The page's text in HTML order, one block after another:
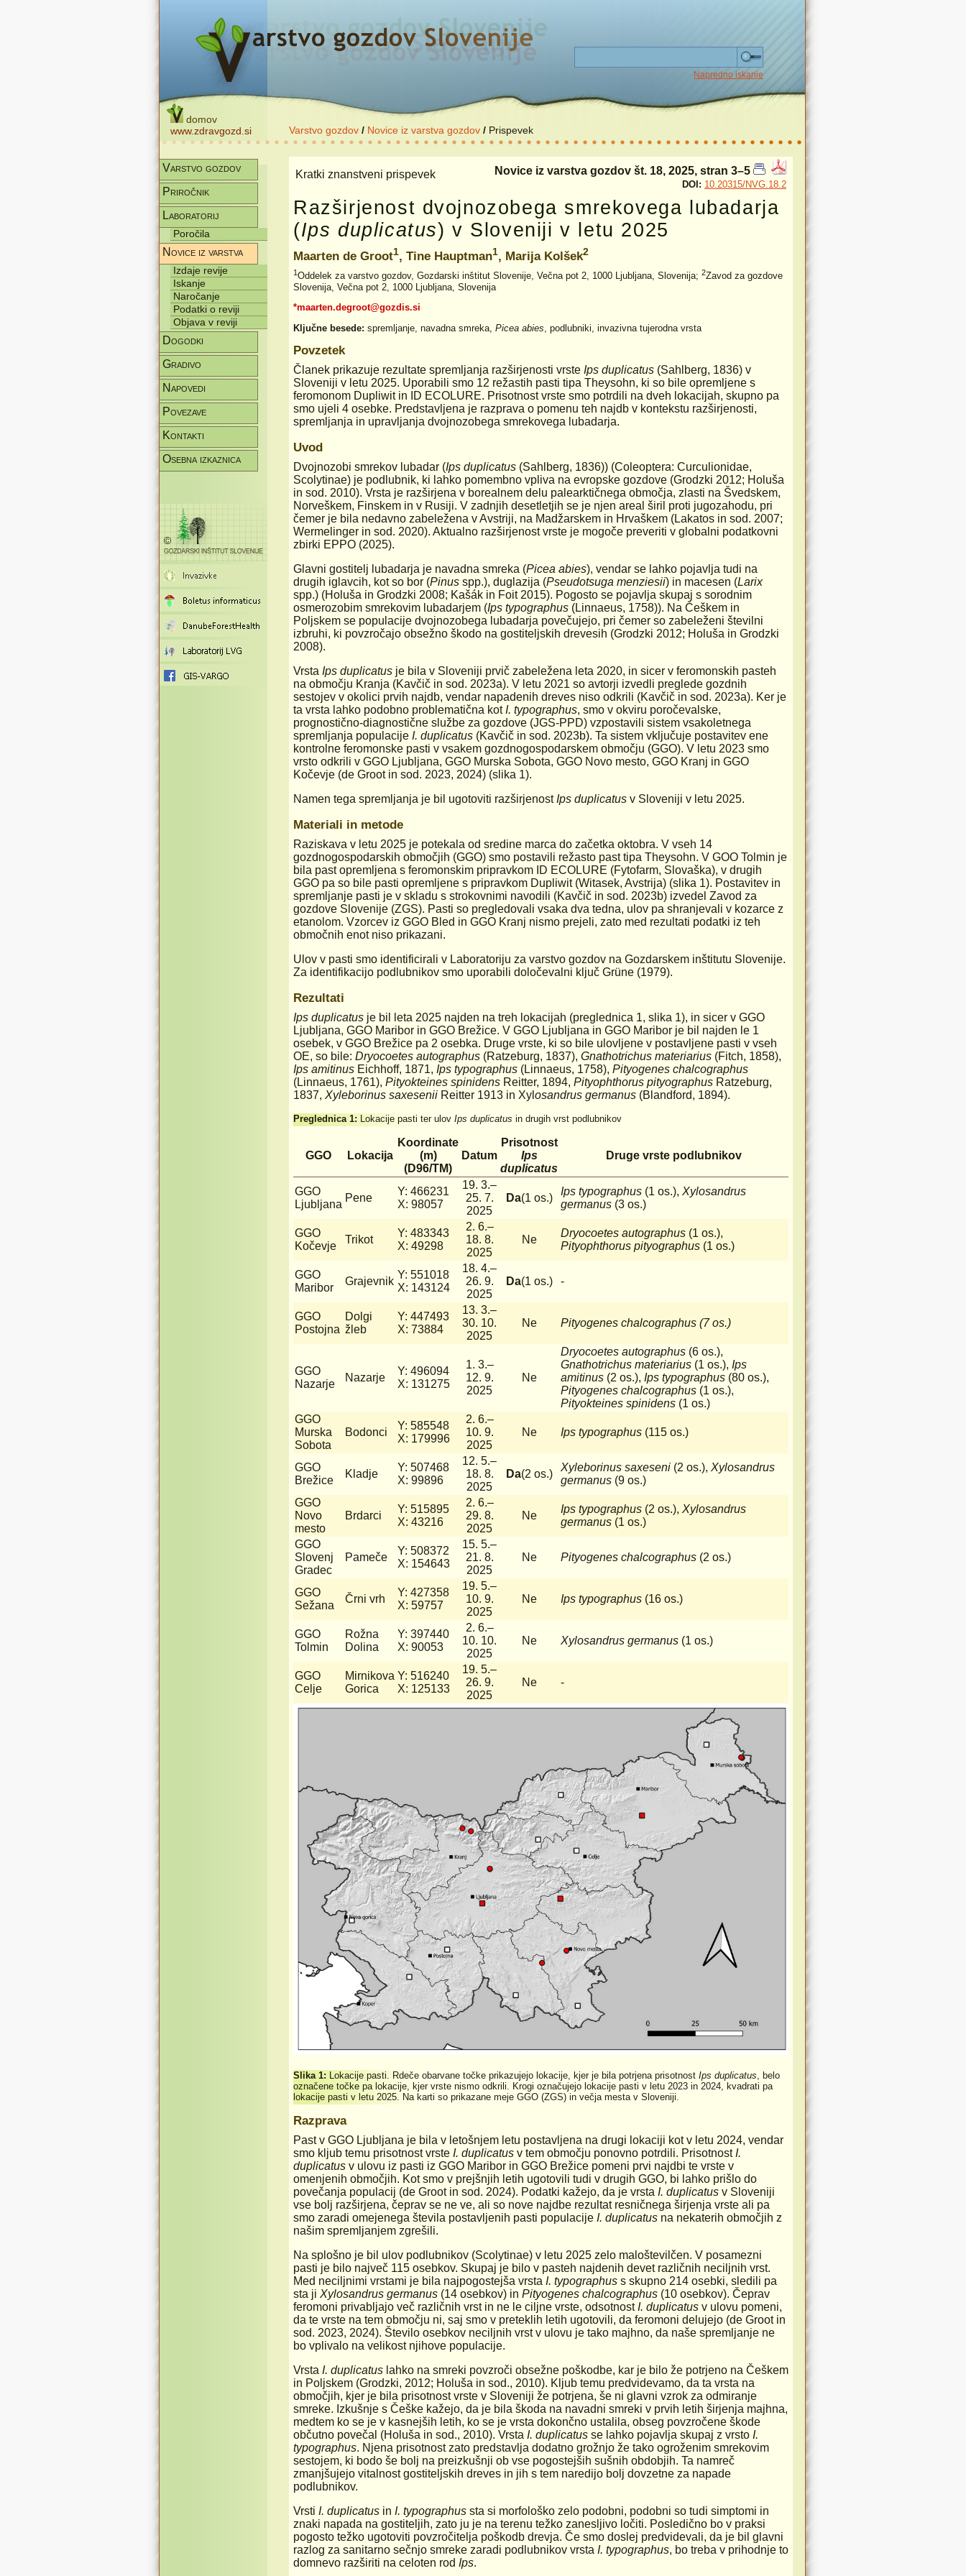
Napredno iskanje
domov
www.zdravgozd.si
Varstvo gozdov / Novice iz varstva gozdov / Prispevek
Varstvo gozdov
Priročnik
Laboratorij
Poročila
Novice iz varstva
Izdaje revije
Iskanje
Naročanje
Podatki o reviji
Objava v reviji
Dogodki
Gradivo
Napovedi
Povezave
Kontakti
Osebna izkaznica
Kratki znanstveni prispevek Novice iz varstva gozdov št. 18, 2025, stran 3–5
DOI: 10.20315/NVG.18.2
Razširjenost dvojnozobega smrekovega lubadarja
(Ips duplicatus) v Sloveniji v letu 2025
Maarten de Groot1, Tine Hauptman1, Marija Kolšek2
1Oddelek za varstvo gozdov, Gozdarski inštitut Slovenije, Večna pot 2, 1000 Ljubljana, Slovenija; 2Zavod za gozdove
Slovenija, Večna pot 2, 1000 Ljubljana, Slovenija
*maarten.degroot@gozdis.si
Ključne besede: spremljanje, navadna smreka, Picea abies , podlubniki, invazivna tujerodna vrsta
Povzetek
Članek prikazuje rezultate spremljanja razširjenosti vrste Ips duplicatus (Sahlberg, 1836) v
Sloveniji v letu 2025. Uporabili smo 12 režastih pasti tipa Theysohn, ki so bile opremljene s
feromonom Dupliwit in ID ECOLURE. Prisotnost vrste smo potrdili na dveh lokacijah, skupno pa
smo ujeli 4 osebke. Predstavljena je razprava o pomenu teh najdb v kontekstu razširjenosti,
spremljanja in upravljanja dvojnozobega smrekovega lubadarja.
Uvod
Dvojnozobi smrekov lubadar (Ips duplicatus (Sahlberg, 1836)) (Coleoptera: Curculionidae,
Scolytinae) je podlubnik, ki lahko pomembno vpliva na evropske gozdove (Grodzki 2012; Holuša
in sod. 2010). Vrsta je razširjena v borealnem delu palearktičnega območja, zlasti na Švedskem,
Norveškem, Finskem in v Rusiji. V zadnjih desetletjih se je njen areal širil proti jugozahodu, pri
čemer je bila nedavno zabeležena v Avstriji, na Madžarskem in Hrvaškem (Lakatos in sod. 2007;
Wermelinger in sod. 2020). Aktualno razširjenost vrste je mogoče preveriti v globalni podatkovni
zbirki EPPO (2025).
Glavni gostitelj lubadarja je navadna smreka (Picea abies), vendar se lahko pojavlja tudi na
drugih iglavcih, kot so bor (Pinus spp.), duglazija (Pseudotsuga menziesii) in macesen (Larix
spp.) (Holuša in Grodzki 2008; Kašák in Foit 2015). Pogosto se pojavlja skupaj s sorodnim
osmerozobim smrekovim lubadarjem (Ips typographus (Linnaeus, 1758)). Na Češkem in
Poljskem se populacije dvojnozobega lubadarja povečujejo, pri čemer so zabeleženi številni
izbruhi, ki povzročajo obsežno škodo na gostiteljskih drevesih (Grodzki 2012; Holuša in Grodzki
2008).
Vrsta Ips duplicatus je bila v Sloveniji prvič zabeležena leta 2020, in sicer v feromonskih pasteh
na območju Kranja (Kavčič in sod. 2023a). V letu 2021 so avtorji izvedli preglede gozdnih
sestojev v okolici prvih najdb, vendar napadenih dreves niso odkrili (Kavčič in sod. 2023a). Ker je
ta vrsta lahko podobno problematična kot I. typographus, smo v okviru poročevalske,
prognostično-diagnostične službe za gozdove (JGS-PPD) vzpostavili sistem vsakoletnega
spremljanja populacije I. duplicatus (Kavčič in sod. 2023b). Ta sistem vključuje postavitev ene
kontrolne feromonske pasti v vsakem gozdnogospodarskem območju (GGO). V letu 2023 smo
vrsto odkrili v GGO Ljubljana, GGO Murska Sobota, GGO Novo mesto, GGO Kranj in GGO
Kočevje (de Groot in sod. 2023, 2024) (slika 1).
Namen tega spremljanja je bil ugotoviti razširjenost Ips duplicatus v Sloveniji v letu 2025.
Materiali in metode
Raziskava v letu 2025 je potekala od sredine marca do začetka oktobra. V vseh 14
gozdnogospodarskih območjih (GGO) smo postavili režasto past tipa Theysohn. V GOO Tolmin je
bila past opremljena s feromonskim pripravkom ID ECOLURE (Fytofarm, Slovaška), v drugih
GGO pa so bile pasti opremljene s pripravkom Dupliwit (Witasek, Avstrija) (slika 1). Postavitev in
spremljanje pasti je v skladu s strokovnimi navodili (Kavčič in sod. 2023b) izvedel Zavod za
gozdove Slovenije (ZGS). Pasti so pregledovali vsaka dva tedna, ulov pa shranjevali v kozarce z
etanolom. Vzorcev iz GGO Bled in GGO Kranj nismo prejeli, zato med rezultati podatki iz teh
območnih enot niso prikazani.
Ulov v pasti smo identificirali v Laboratoriju za varstvo gozdov na Gozdarskem inštitutu Slovenije.
Za identifikacijo podlubnikov smo uporabili določevalni ključ Grüne (1979).
Rezultati
Ips duplicatus je bil leta 2025 najden na treh lokacijah (preglednica 1, slika 1), in sicer v GGO
Ljubljana, GGO Maribor in GGO Brežice. V GGO Ljubljana in GGO Maribor je bil najden le 1
osebek, v GGO Brežice pa 2 osebka. Druge vrste, ki so bile ulovljene v postavljene pasti v vseh
OE, so bile: Dryocoetes autographus (Ratzeburg, 1837), Gnathotrichus materiarius (Fitch, 1858),
Ips amitinus Eichhoff, 1871, Ips typographus (Linnaeus, 1758), Pityogenes chalcographus
(Linnaeus, 1761), Pityokteines spinidens Reitter, 1894, Pityophthorus pityographus Ratzeburg,
1837, Xyleborinus saxesenii Reitter 1913 in Xyl osandrus germanus (Blandford, 1894).
Preglednica 1: Lokacije pasti ter ulov Ips duplicatus in drugih vrst podlubnikov
GGO Lokacija
Koordinate
(m)
(D96/TM)
Datum
Prisotnost
Ips
duplicatus
Druge vrste podlubnikov
GGO
Ljubljana
Pene
Y: 466231
X: 98057
19. 3.–
25. 7.
2025
Da(1 os.)
Ips typographus (1 os.), Xylosandrus
germanus (3 os.)
GGO
Kočevje
Trikot
Y: 483343
X: 49298
2. 6.–
18. 8.
2025
Ne
Dryocoetes autographus (1 os.),
Pityophthorus pityographus (1 os.)
GGO
Maribor
Grajevnik
Y: 551018
X: 143124
18. 4.–
26. 9.
2025
Da(1 os.) -
GGO
Postojna
Dolgi
žleb
Y: 447493
X: 73884
13. 3.–
30. 10.
2025
Ne Pityogenes chalcographus (7 os.)
GGO
Nazarje
Nazarje
Y: 496094
X: 131275
1. 3.–
12. 9.
2025
Ne
Dryocoetes autographus (6 os.),
Gnathotrichus materiarius (1 os.), Ips
amitinus (2 os.), Ips typographus (80 os.),
Pityogenes chalcographus (1 os.),
Pityokteines spinidens (1 os.)
GGO
Murska
Sobota
Bodonci
Y: 585548
X: 179996
2. 6.–
10. 9.
2025
Ne Ips typographus (115 os.)
GGO
Brežice
Kladje
Y: 507468
X: 99896
12. 5.–
18. 8.
2025
Da(2 os.)
Xyleborinus saxeseni (2 os.), Xylosandrus
germanus (9 os.)
GGO
Novo
mesto
Brdarci
Y: 515895
X: 43216
2. 6.–
29. 8.
2025
Ne
Ips typographus (2 os.), Xylosandrus
germanus (1 os.)
GGO
Slovenj
Gradec
Pameče
Y: 508372
X: 154643
15. 5.–
21. 8.
2025
Ne Pityogenes chalcographus (2 os.)
GGO
Sežana
Črni vrh
Y: 427358
X: 59757
19. 5.–
10. 9.
2025
Ne Ips typographus (16 os.)
GGO
Tolmin
Rožna
Dolina
Y: 397440
X: 90053
2. 6.–
10. 10.
2025
Ne Xylosandrus germanus (1 os.)
GGO
Celje
Mirnikova
Gorica
Y: 516240
X: 125133
19. 5.–
26. 9.
2025
Ne -
Slika 1: Lokacije pasti. Rdeče obarvane točke prikazujejo lokacije, kjer je bila potrjena prisotnost Ips duplicatus , belo
označene točke pa lokacije, kjer vrste nismo odkrili. Krogi označujejo lokacije pasti v letu 2023 in 2024, kvadrati pa
lokacije pasti v letu 2025. Na karti so prikazane meje GGO (ZGS) in večja mesta v Sloveniji.
Razprava
Past v GGO Ljubljana je bila v letošnjem letu postavljena na drugi lokaciji kot v letu 2024, vendar
smo kljub temu prisotnost vrste I. duplicatus v tem območju ponovno potrdili. Prisotnost I.
duplicatus v ulovu iz pasti iz GGO Maribor in GGO Brežice pomeni prvi najdbi te vrste v
omenjenih območjih. Kot smo v prejšnjih letih ugotovili tudi v drugih GGO, bi lahko prišlo do
povečanja populacij (de Groot in sod. 2024). Podatki kažejo, da je vrsta I. duplicatus v Sloveniji
vse bolj razširjena, čeprav se ne ve, ali so nove najdbe rezultat resničnega širjenja vrste ali pa
smo zaradi omejenega števila postavljenih pasti populacije I. duplicatus na nekaterih območjih z
našim spremljanjem zgrešili.
Na splošno je bil ulov podlubnikov (Scolytinae) v letu 2025 zelo maloštevilčen. V posamezni
pasti je bilo največ 115 osebkov. Skupaj je bilo v pasteh najdenih devet različnih neciljnih vrst.
Med neciljnimi vrstami je bila najpogostejša vrsta I. typographus s skupno 214 osebki, sledili pa
sta ji Xylosandrus germanus (14 osebkov) in Pityogenes chalcographus (10 osebkov). Čeprav
feromoni privabljajo več različnih vrst in ne le ciljne vrste, odsotnost I. duplicatus v ulovu pomeni,
da te vrste na tem območju ni, saj smo v preteklih letih ugotovili, da feromoni delujejo (de Groot in
sod. 2023, 2024). Število osebkov neciljnih vrst v ulovu je tako majhno, da naše spremljanje ne
bo vplivalo na velikost njihove populacije.
Vrsta I. duplicatus lahko na smreki povzroči obsežne poškodbe, kar je bilo že potrjeno na Češkem
in Poljskem (Grodzki, 2012; Holuša in sod., 2010). Kljub temu predvidevamo, da ta vrsta na
območjih, kjer je bila prisotnost vrste v Sloveniji že potrjena, še ni glavni vzrok za odmiranje
smreke. Izkušnje s Češke kažejo, da je bila škoda na navadni smreki v prvih letih širjenja majhna,
medtem ko se je v kasnejših letih, ko se je vrsta dokončno ustalila, obseg povzročene škode
občutno povečal (Holuša in sod., 2010). Vrsta I. duplicatus se lahko pojavlja skupaj z vrsto I.
typographus. Njena prisotnost zato predstavlja dodatno grožnjo že tako ogroženim smrekovim
sestojem, ki bodo še bolj na preizkušnji ob vse pogostejših sušnih obdobjih. Ta namreč
zmanjšujejo vitalnost gostiteljskih dreves in jih s tem naredijo bolj dovzetne za napade
podlubnikov.
Vrsti I. duplicatus in I. typographus sta si morfološko zelo podobni, podobni so tudi simptomi in
znaki napada na gostiteljih, zato ju je na terenu težko zanesljivo ločiti. Posledično bo v praksi
pogosto težko ugotoviti povzročitelja poškodb drevja. Če smo doslej predvidevali, da je bil glavni
razlog za sanitarno sečnjo smreke zaradi podlubnikov vrsta I. typographus, bo treba v prihodnje to
domnevo razširiti na celoten rod Ips.